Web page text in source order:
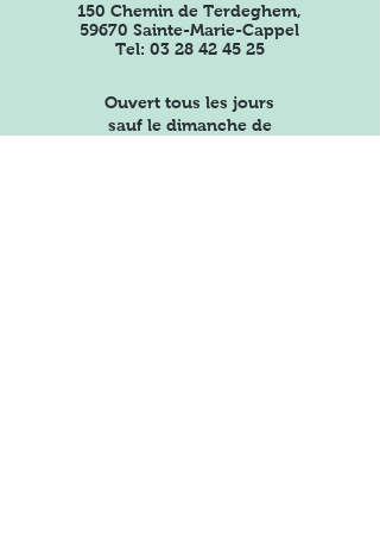
150 Chemin de Terdeghem,
59670 Sainte-Marie-Cappel
Tel: 03 28 42 45 25
Ouvert tous les jours
sauf le dimanche de